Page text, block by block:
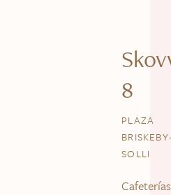
8
PLAZA
SOLLI